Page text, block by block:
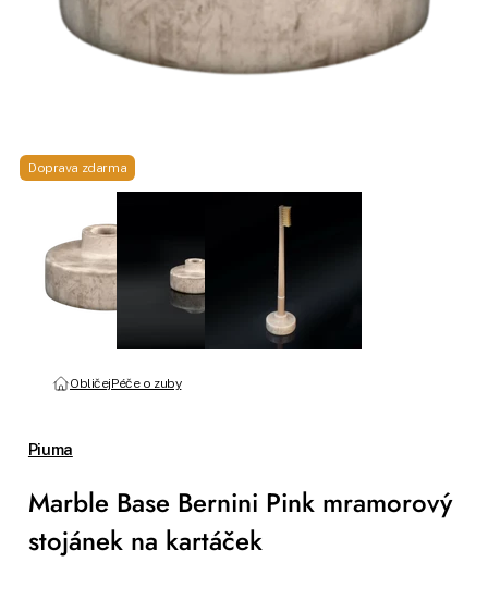
ObličejPéče o zuby
Piuma
Marble Base Bernini Pink mramorový
stojánek na kartáček
Doprava zdarma